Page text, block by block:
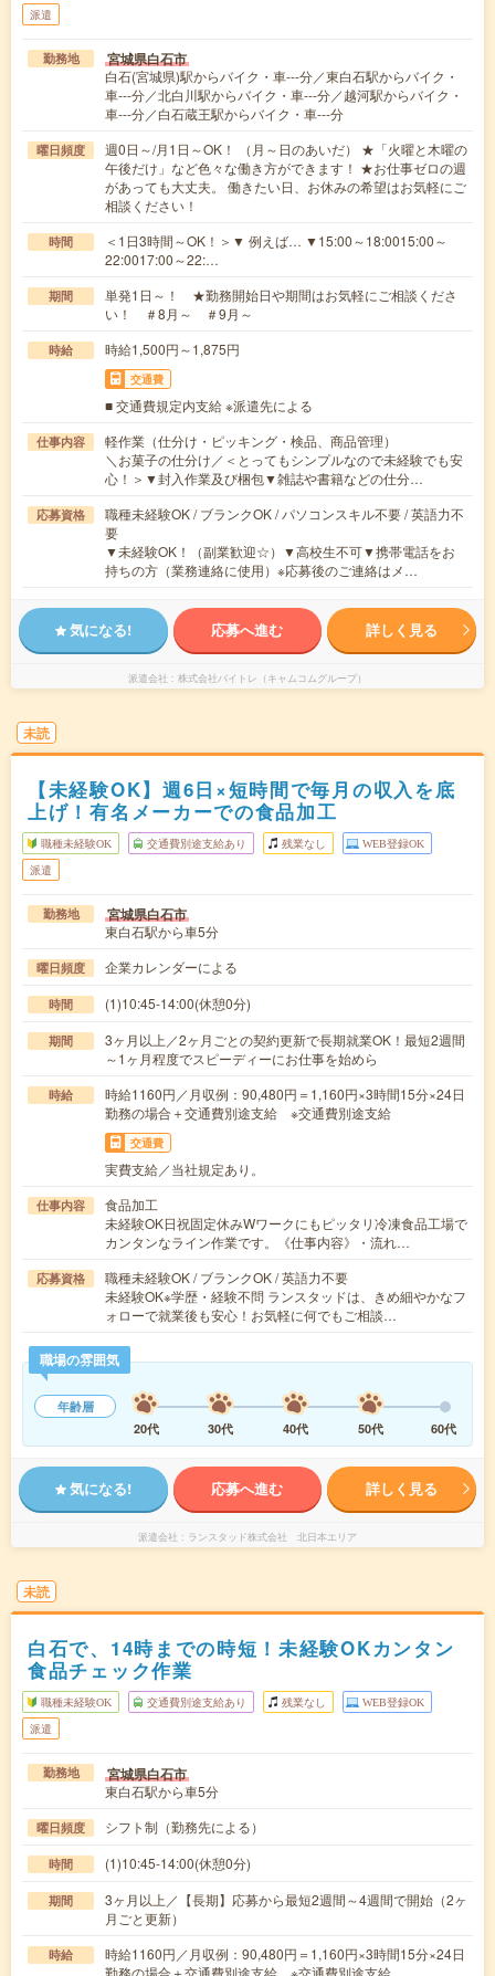
派遣
勤務地 宮城県白石市
白石(宮城県)駅からバイク・車---分／東白石駅からバイク・
車---分／北白川駅からバイク・車---分／越河駅からバイク・
車---分／白石蔵王駅からバイク・車---分
曜日頻度
週0日～/月1日～OK！ （月～日のあいだ） ★「火曜と木曜の
午後だけ」など色々な働き方ができます！ ★お仕事ゼロの週
があっても大丈夫。 働きたい日、お休みの希望はお気軽にご
相談ください！
時間
＜1日3時間～OK！＞▼ 例えば… ▼15:00～18:0015:00～
22:0017:00～22:…
期間
単発1日～！ ★勤務開始日や期間はお気軽にご相談くださ
い！ ＃8月～ ＃9月～
時給 時給1,500円～1,875円
交通費
■ 交通費規定内支給 ※派遣先による
仕事内容
軽作業（仕分け・ピッキング・検品、商品管理）
＼お菓子の仕分け／＜とってもシンプルなので未経験でも安
心！＞▼封入作業及び梱包▼雑誌や書籍などの仕分…
応募資格
職種未経験OK / ブランクOK / パソコンスキル不要 / 英語力不
要
▼未経験OK！（副業歓迎☆）▼高校生不可▼携帯電話をお
持ちの方（業務連絡に使用）※応募後のご連絡はメ…
気になる! 応募へ進む 詳しく見る
派遣会社 株式会社バイトレ（キャムコムグループ）
未読
【未経験OK】週6日×短時間で毎月の収入を底
上げ！有名メーカーでの食品加工
職種未経験OK 交通費別途支給あり 残業なし WEB登録OK
派遣
勤務地 宮城県白石市
東白石駅から車5分
曜日頻度 企業カレンダーによる
時間 (1)10:45-14:00(休憩0分)
期間
3ヶ月以上／2ヶ月ごとの契約更新で長期就業OK！最短2週間
～1ヶ月程度でスピーディーにお仕事を始めら
時給
時給1160円／月収例：90,480円＝1,160円×3時間15分×24日
勤務の場合＋交通費別途支給 ※交通費別途支給
交通費
実費支給／当社規定あり。
仕事内容
食品加工
未経験OK日祝固定休みWワークにもピッタリ冷凍食品工場で
カンタンなライン作業です。《仕事内容》・流れ…
応募資格
職種未経験OK / ブランクOK / 英語力不要
未経験OK※学歴・経験不問 ランスタッドは、きめ細やかなフ
ォローで就業後も安心！お気軽に何でもご相談…
職場の雰囲気
年齢層
20代
30代 40代 50代 60代
気になる! 応募へ進む 詳しく見る
派遣会社 ランスタッド株式会社 北日本エリア
未読
白石で、14時までの時短！未経験OKカンタン
食品チェック作業
職種未経験OK 交通費別途支給あり 残業なし WEB登録OK
派遣
勤務地 宮城県白石市
東白石駅から車5分
曜日頻度 シフト制（勤務先による）
時間 (1)10:45-14:00(休憩0分)
期間
3ヶ月以上／【長期】応募から最短2週間～4週間で開始（2ヶ
月ごと更新）
時給
時給1160円／月収例：90,480円＝1,160円×3時間15分×24日
勤務の場合＋交通費別途支給 ※交通費別途支給